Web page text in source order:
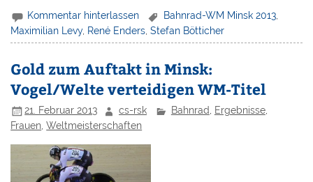
Kommentar hinterlassen Bahnrad-WM Minsk 2013,
Maximilian Levy, René Enders ,Stefan Bötticher
Gold zum Auftakt in Minsk:
Vogel/Welte verteidigen WM-Titel
21. Februar 2013 cs-rsk Bahnrad, Ergebnisse,
Frauen ,Weltmeisterschaften